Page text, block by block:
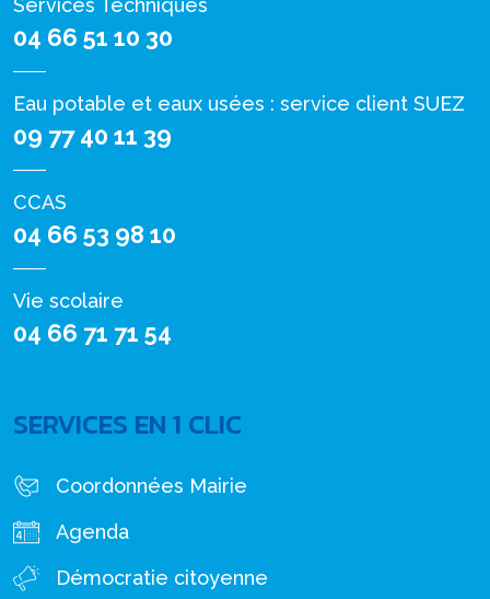
Services Techniques
04 66 51 10 30
Eau potable et eaux usées : service client SUEZ
09 77 40 11 39
CCAS
04 66 53 98 10
Vie scolaire
04 66 71 71 54
SERVICES EN 1 CLIC
Coordonnées Mairie
Agenda
Démocratie citoyenne